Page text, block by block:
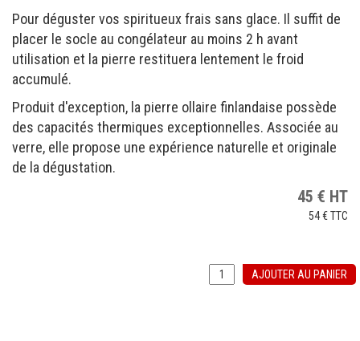
Pour déguster vos spiritueux frais sans glace. Il suffit de
placer le socle au congélateur au moins 2 h avant
utilisation et la pierre restituera lentement le froid
accumulé.
Produit d'exception, la pierre ollaire finlandaise possède
des capacités thermiques exceptionnelles. Associée au
verre, elle propose une expérience naturelle et originale
de la dégustation.
45 € HT
54 €TTC
AJOUTER AU PANIER